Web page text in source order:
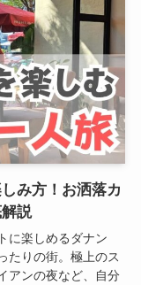
み方！お洒落カ
説
に楽しめるダナン
たりの街。極上のス
アンの夜など、自分